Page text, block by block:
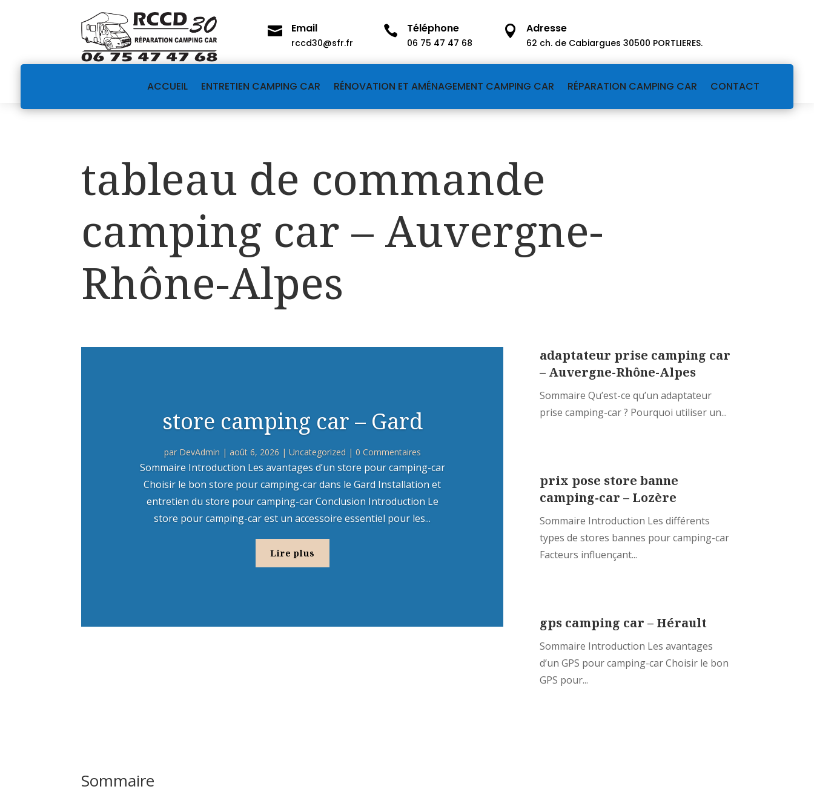
 Email
rccd30@sfr.fr
 Téléphone
06 75 47 47 68
 Adresse
62 ch. de Cabiargues 30500 PORTLIERES.
ACCUEIL ENTRETIEN CAMPING CAR RÉNOVATION ET AMÉNAGEMENT CAMPING CAR RÉPARATION CAMPING CAR CONTACT
tableau de commande
camping car – Auvergne-
Rhône-Alpes
store camping car – Gard
par DevAdmin | août 6, 2026 | Uncategorized | 0 Commentaires
Sommaire Introduction Les avantages d’un store pour camping-car
Choisir le bon store pour camping-car dans le Gard Installation et
entretien du store pour camping-car Conclusion Introduction Le
store pour camping-car est un accessoire essentiel pour les...
Lire plus
adaptateur prise camping car
– Auvergne-Rhône-Alpes
Sommaire Qu’est-ce qu’un adaptateur
prise camping-car ? Pourquoi utiliser un...
prix pose store banne
camping-car – Lozère
Sommaire Introduction Les différents
types de stores bannes pour camping-car
Facteurs influençant...
gps camping car – Hérault
Sommaire Introduction Les avantages
d’un GPS pour camping-car Choisir le bon
GPS pour...
Sommaire